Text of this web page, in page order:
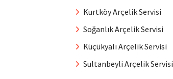
Kurtköy Arçelik Servisi
Soğanlık Arçelik Servisi
Küçükyalı Arçelik Servisi
Sultanbeyli Arçelik Servisi